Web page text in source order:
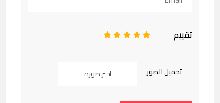
تقييم 5
4
3
2
تحميل الصور اختر صورة